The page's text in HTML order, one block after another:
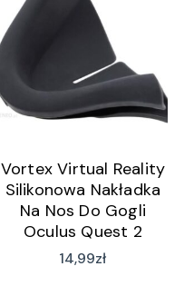
Vortex Virtual Reality
Silikonowa Nakładka
Na Nos Do Gogli
Oculus Quest 2
14,99zł